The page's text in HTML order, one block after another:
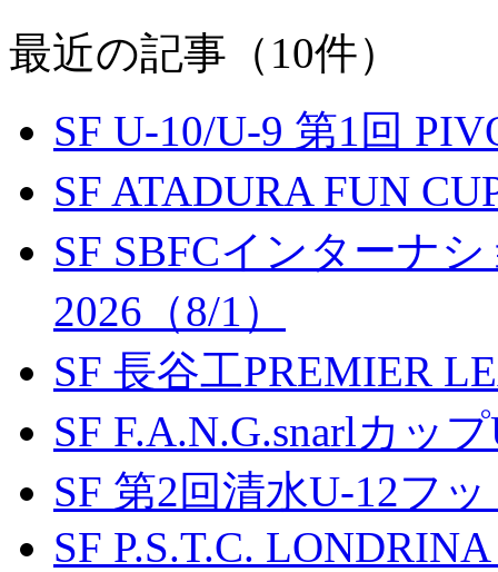
最近の記事（10件）
SF U-10/U-9 第1回
SF ATADURA FUN
SF SBFCインターナ
2026（8/1）
SF 長谷工PREMIER
SF F.A.N.G.snarlカッ
SF 第2回清水U-12フ
SF P.S.T.C.